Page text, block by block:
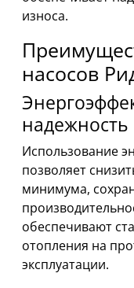
износа.
насосов
надежность
Использование
позволяет
минимума,
обеспечивают
отопления на
эксплуатации.